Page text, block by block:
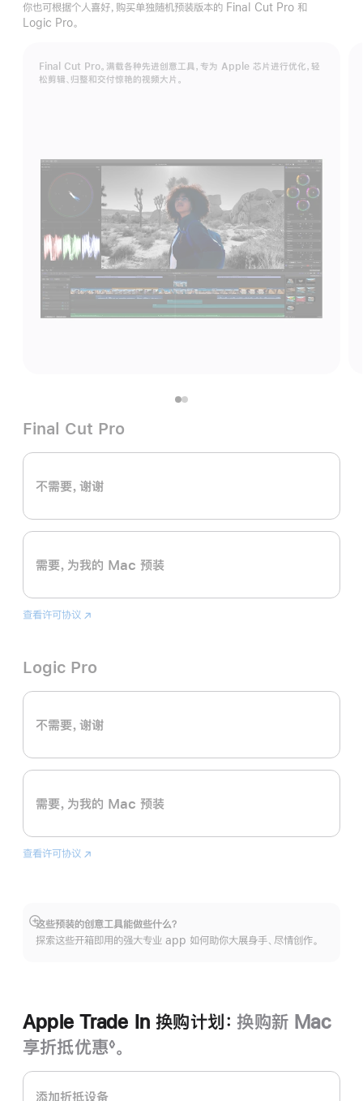
作
你也可根据个人喜好，购买单独随机预装版本的 Final Cut Pro 和
Logic Pro。
Final Cut Pro。满载各种先进创意工具，专为 Apple 芯片进行优化，轻
松剪辑、归整和交付惊艳的视频大片。
Final Cut Pro
不需要，谢谢
需要，为我的 Mac 预装
查看许可协议 Final
(在
口
开)
Logic Pro
不需要，谢谢
需要，为我的 Mac 预装
查看许可协议 Logic
(在
中
打
这些预装的创意工具能做些什么？
探索这些开箱即用的强大专业 app 如何助你大展身手、尽情创作。
展
开
Apple Trade In 换购计划： 换购新 Mac
享折抵优惠
注
◊。
Apple
Trade
添加折抵设备